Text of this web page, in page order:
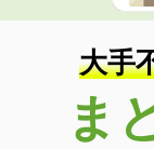
大手
ま